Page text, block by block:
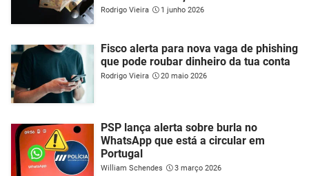
Rodrigo Vieira 1 junho 2026
Fisco alerta para nova vaga de phishing
que pode roubar dinheiro da tua conta
Rodrigo Vieira 20 maio 2026
PSP lança alerta sobre burla no
WhatsApp que está a circular em
Portugal
William Schendes 3 março 2026